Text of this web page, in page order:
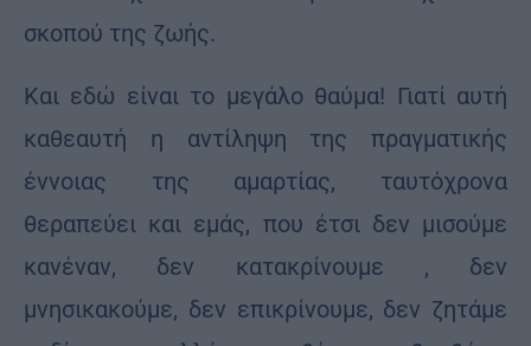
σκοπού της ζωής.
Και εδώ είναι το μεγάλο θαύμα! Γιατί αυτή
καθεαυτή η αντίληψη της πραγματικής
έννοιας της αμαρτίας, ταυτόχρονα
θεραπεύει και εμάς, που έτσι δεν μισούμε
κανέναν, δεν κατακρίνουμε , δεν
μνησικακούμε, δεν επικρίνουμε, δεν ζητάμε